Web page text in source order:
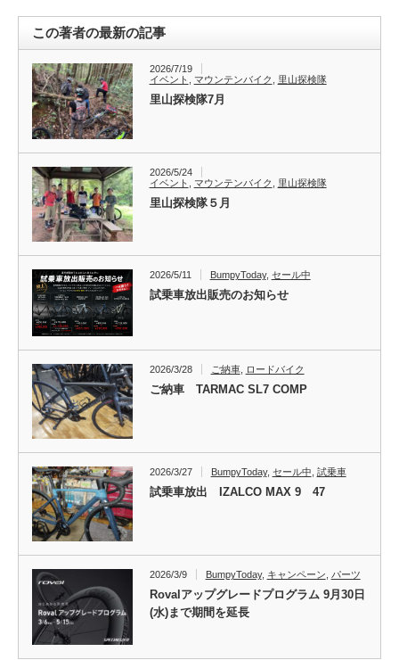
この著者の最新の記事
2026/7/19
イベント
マウンテンバイク 里山探検隊
里山探検隊7月
2026/5/24
イベント
マウンテンバイク 里山探検隊
里山探検隊５月
2026/5/11 BumpyToday, セール中
試乗車放出販売のお知らせ
2026/3/28 ご納車, ロードバイク
ご納車 TARMAC SL7 COMP
2026/3/27 BumpyToday, セール中 試乗車
試乗車放出 IZALCO MAX 9 47
2026/3/9 BumpyToday, キャンペーン パーツ
Rovalアップグレードプログラム 9月30日
(水)まで期間を延長